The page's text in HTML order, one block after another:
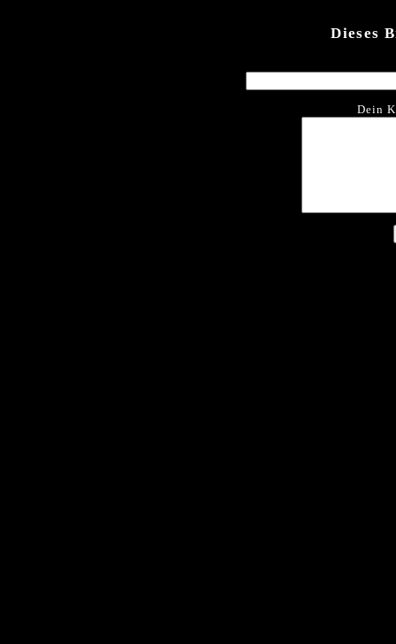
Dieses
Dein